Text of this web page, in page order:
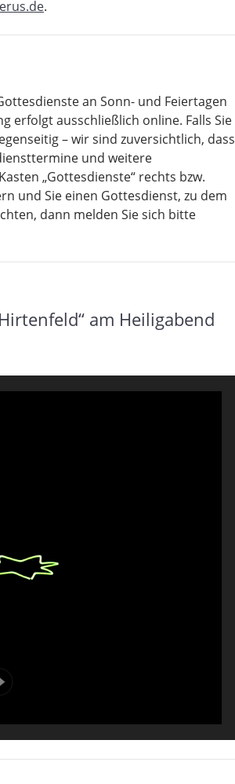
.
an Sonn- und Feiertagen
erfolgt ausschließlich online. Falls Sie
– wir sind zuversichtlich, dass
und weitere
„Gottesdienste“ rechts bzw.
und Sie einen Gottesdienst, zu dem
dann melden Sie sich bitte
am Heiligabend